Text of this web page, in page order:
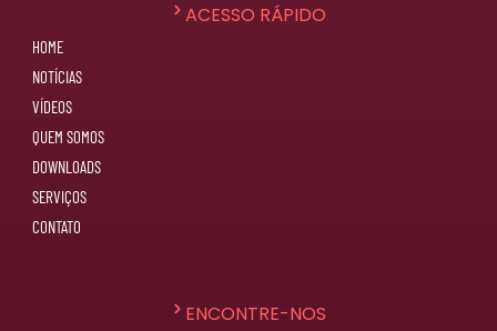
ACESSO RÁPIDO
HOME
NOTÍCIAS
VÍDEOS
QUEM SOMOS
DOWNLOADS
SERVIÇOS
CONTATO
ENCONTRE-NOS